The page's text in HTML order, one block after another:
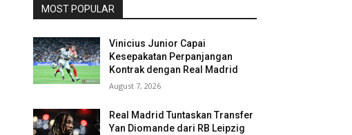
MOST POPULAR
Vinicius Junior Capai
Kesepakatan Perpanjangan
Kontrak dengan Real Madrid
August 7, 2026
Real Madrid Tuntaskan Transfer
Yan Diomande dari RB Leipzig